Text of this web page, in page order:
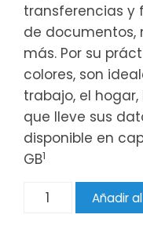
transferencias
de documentos,
más. Por su
colores, son
trabajo, el
que lleve sus
disponible en
GB1
Cantidad Añadir